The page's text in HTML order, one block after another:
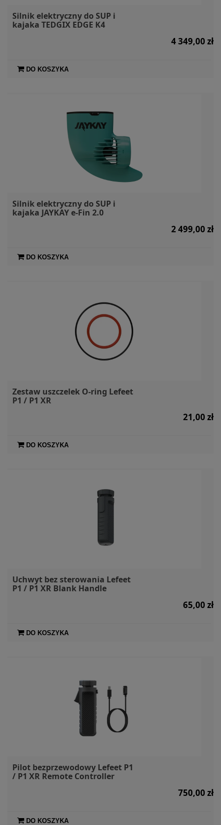
Silnik elektryczny do SUP i
kajaka TEDGIX EDGE K4
4 349,00 zł
DO KOSZYKA
Silnik elektryczny do SUP i
kajaka JAYKAY e-Fin 2.0
2 499,00 zł
DO KOSZYKA
Zestaw uszczelek O-ring Lefeet
P1 / P1 XR
21,00 zł
DO KOSZYKA
Uchwyt bez sterowania Lefeet
P1 / P1 XR Blank Handle
65,00 zł
DO KOSZYKA
Pilot bezprzewodowy Lefeet P1
/ P1 XR Remote Controller
750,00 zł
DO KOSZYKA